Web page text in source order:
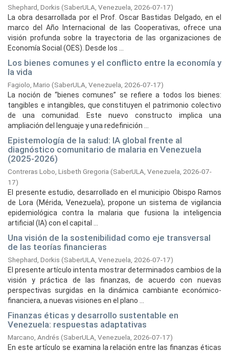
Shephard, Dorkis (SaberULA, Venezuela, 2026-07-17)
La obra desarrollada por el Prof. Oscar Bastidas Delgado, en el
marco del Año Internacional de las Cooperativas, ofrece una
visión profunda sobre la trayectoria de las organizaciones de
Economía Social (OES). Desde los ...
Los bienes comunes y el conflicto entre la economía y
la vida
Fagiolo, Mario (SaberULA, Venezuela, 2026-07-17)
La noción de “bienes comunes” se refiere a todos los bienes:
tangibles e intangibles, que constituyen el patrimonio colectivo
de una comunidad. Este nuevo constructo implica una
ampliación del lenguaje y una redefinición ...
Epistemología de la salud: IA global frente al
diagnóstico comunitario de malaria en Venezuela
(2025-2026)
Contreras Lobo, Lisbeth Gregoria (SaberULA, Venezuela, 2026-07-
17)
El presente estudio, desarrollado en el municipio Obispo Ramos
de Lora (Mérida, Venezuela), propone un sistema de vigilancia
epidemiológica contra la malaria que fusiona la inteligencia
artificial (IA) con el capital ...
Una visión de la sostenibilidad como eje transversal
de las teorías financieras
Shephard, Dorkis (SaberULA, Venezuela, 2026-07-17)
El presente artículo intenta mostrar determinados cambios de la
visión y práctica de las finanzas, de acuerdo con nuevas
perspectivas surgidas en la dinámica cambiante económico-
financiera, a nuevas visiones en el plano ...
Finanzas éticas y desarrollo sustentable en
Venezuela: respuestas adaptativas
Marcano, Andrés (SaberULA, Venezuela, 2026-07-17)
En este artículo se examina la relación entre las finanzas éticas